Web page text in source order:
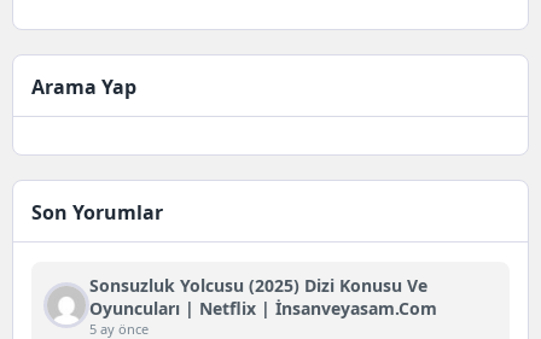
Arama Yap
Son Yorumlar
Sonsuzluk Yolcusu (2025) Dizi Konusu Ve
Oyuncuları | Netflix | İnsanveyasam.com
5 ay önce